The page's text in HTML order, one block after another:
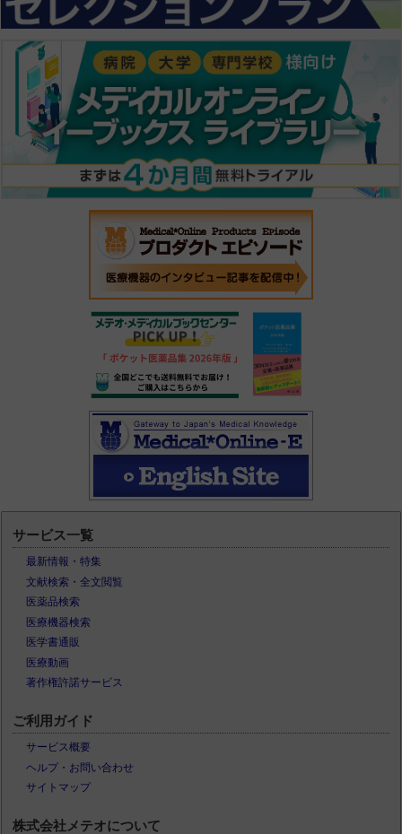
サービス一覧
最新情報・特集
文献検索・全文閲覧
医薬品検索
医療機器検索
医学書通販
医療動画
著作権許諾サービス
ご利用ガイド
サービス概要
ヘルプ・お問い合わせ
サイトマップ
株式会社メテオについて